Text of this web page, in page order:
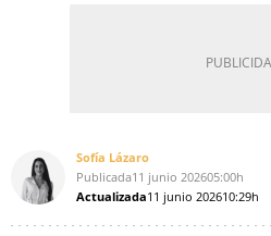
Sofía Lázaro
Publicada11 junio 202605:00h
Actualizada11 junio 202610:29h